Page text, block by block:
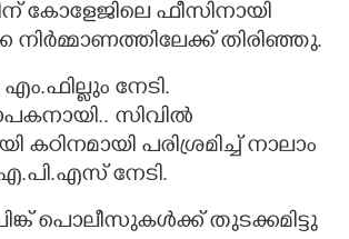
കോളേജിലെ ഫീസിനായി
നിർമ്മാണത്തിലേക്ക് തിരിഞ്ഞു.
നേടി.
സിവിൽ
കഠിനമായി പരിശ്രമിച്ച് നാലാം
നേടി.
പൊലീസുകൾക്ക് തുടക്കമിട്ടു